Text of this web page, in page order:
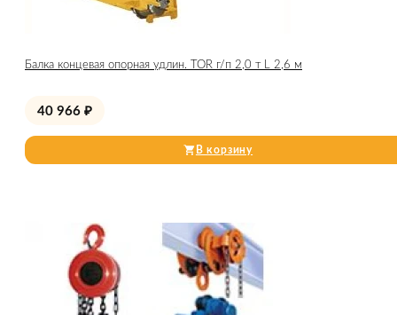
Балка концевая опорная удлин. TOR г/п 2,0 т L 2,6 м
40 966 ₽
В корзину